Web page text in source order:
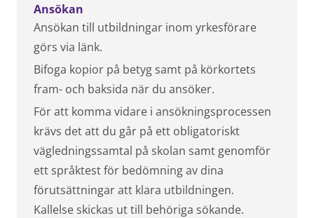
Ansökan
Ansökan till utbildningar inom yrkesförare
görs via länk.
Bifoga kopior på betyg samt på körkortets
fram- och baksida när du ansöker.
För att komma vidare i ansökningsprocessen
krävs det att du går på ett obligatoriskt
vägledningssamtal på skolan samt genomför
ett språktest för bedömning av dina
förutsättningar att klara utbildningen.
Kallelse skickas ut till behöriga sökande.